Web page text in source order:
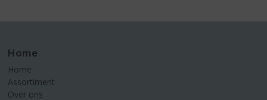
Home
Home
Assortiment
Over ons